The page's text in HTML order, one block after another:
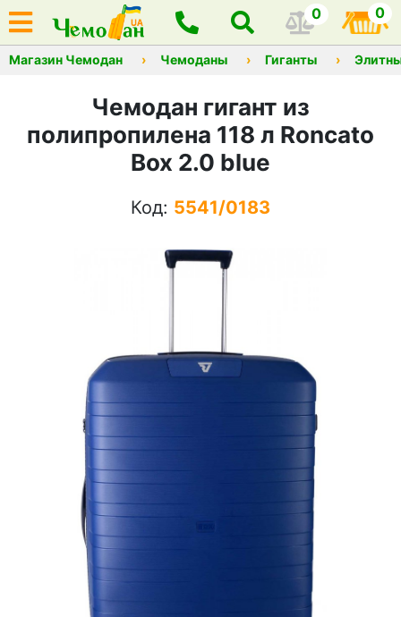
0 0
Магазин Чемодан Чемоданы Гиганты
Чемодан гигант из
полипропилена 118 л Roncato
Box 2.0 blue
Код: 5541/0183